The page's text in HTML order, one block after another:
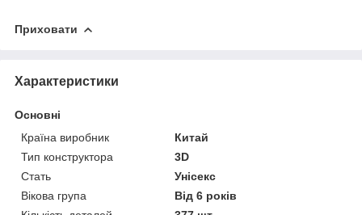
Приховати
Характеристики
Основні
Країна виробник
Китай
Тип конструктора
3D
Стать
Унісекс
Вікова група
Від 6 років